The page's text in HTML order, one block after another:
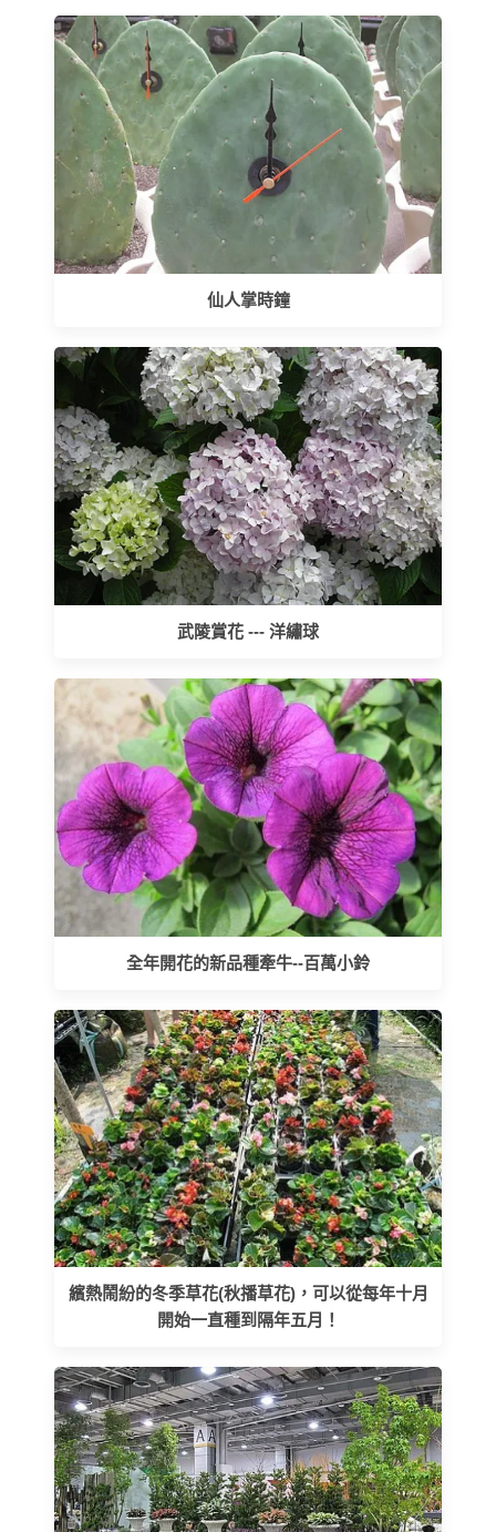
仙人掌時鐘
武陵賞花 --- 洋繡球
全年開花的新品種牽牛--百萬小鈴
繽熱鬧紛的冬季草花(秋播草花)，可以從每年十月
開始一直種到隔年五月！